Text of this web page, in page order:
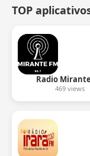
TOP
Radio
469 views